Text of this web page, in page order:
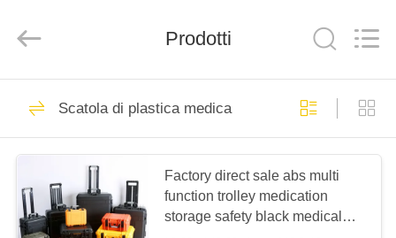
CASA.
PRODOTTI
SU
Products
Rights
Kit di pronto
soccorso da viaggio
138
Prodotti
Scatola di plastica medica
Factory direct sale abs multi
function trolley medication
storage safety black medical